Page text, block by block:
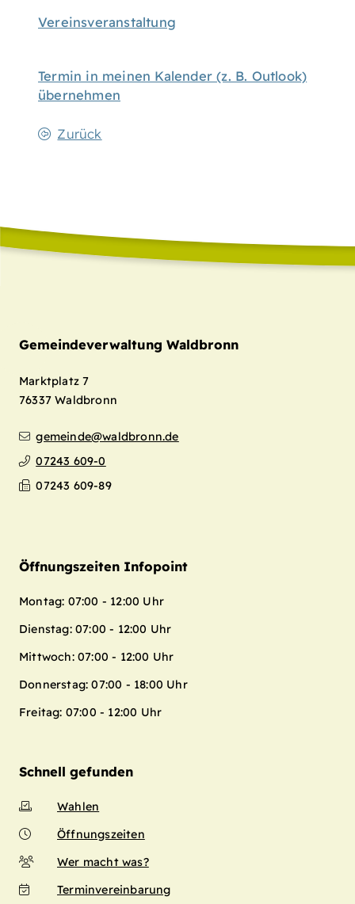
Vereinsveranstaltung
Termin in meinen Kalender (z. B. Outlook)
übernehmen
Zurück
Gemeindeverwaltung Waldbronn
Marktplatz 7
76337 Waldbronn
gemeinde@waldbronn.de
07243 609-0
07243 609-89
Öffnungszeiten Infopoint
Montag: 07:00 - 12:00 Uhr
Dienstag: 07:00 - 12:00 Uhr
Mittwoch: 07:00 - 12:00 Uhr
Donnerstag: 07:00 - 18:00 Uhr
Freitag: 07:00 - 12:00 Uhr
Schnell gefunden
Wahlen
Öffnungszeiten
Wer macht was?
Terminvereinbarung